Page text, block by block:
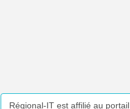
Régional-IT est affilié au portail